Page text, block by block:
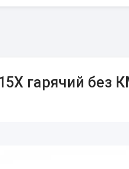
гарячий без